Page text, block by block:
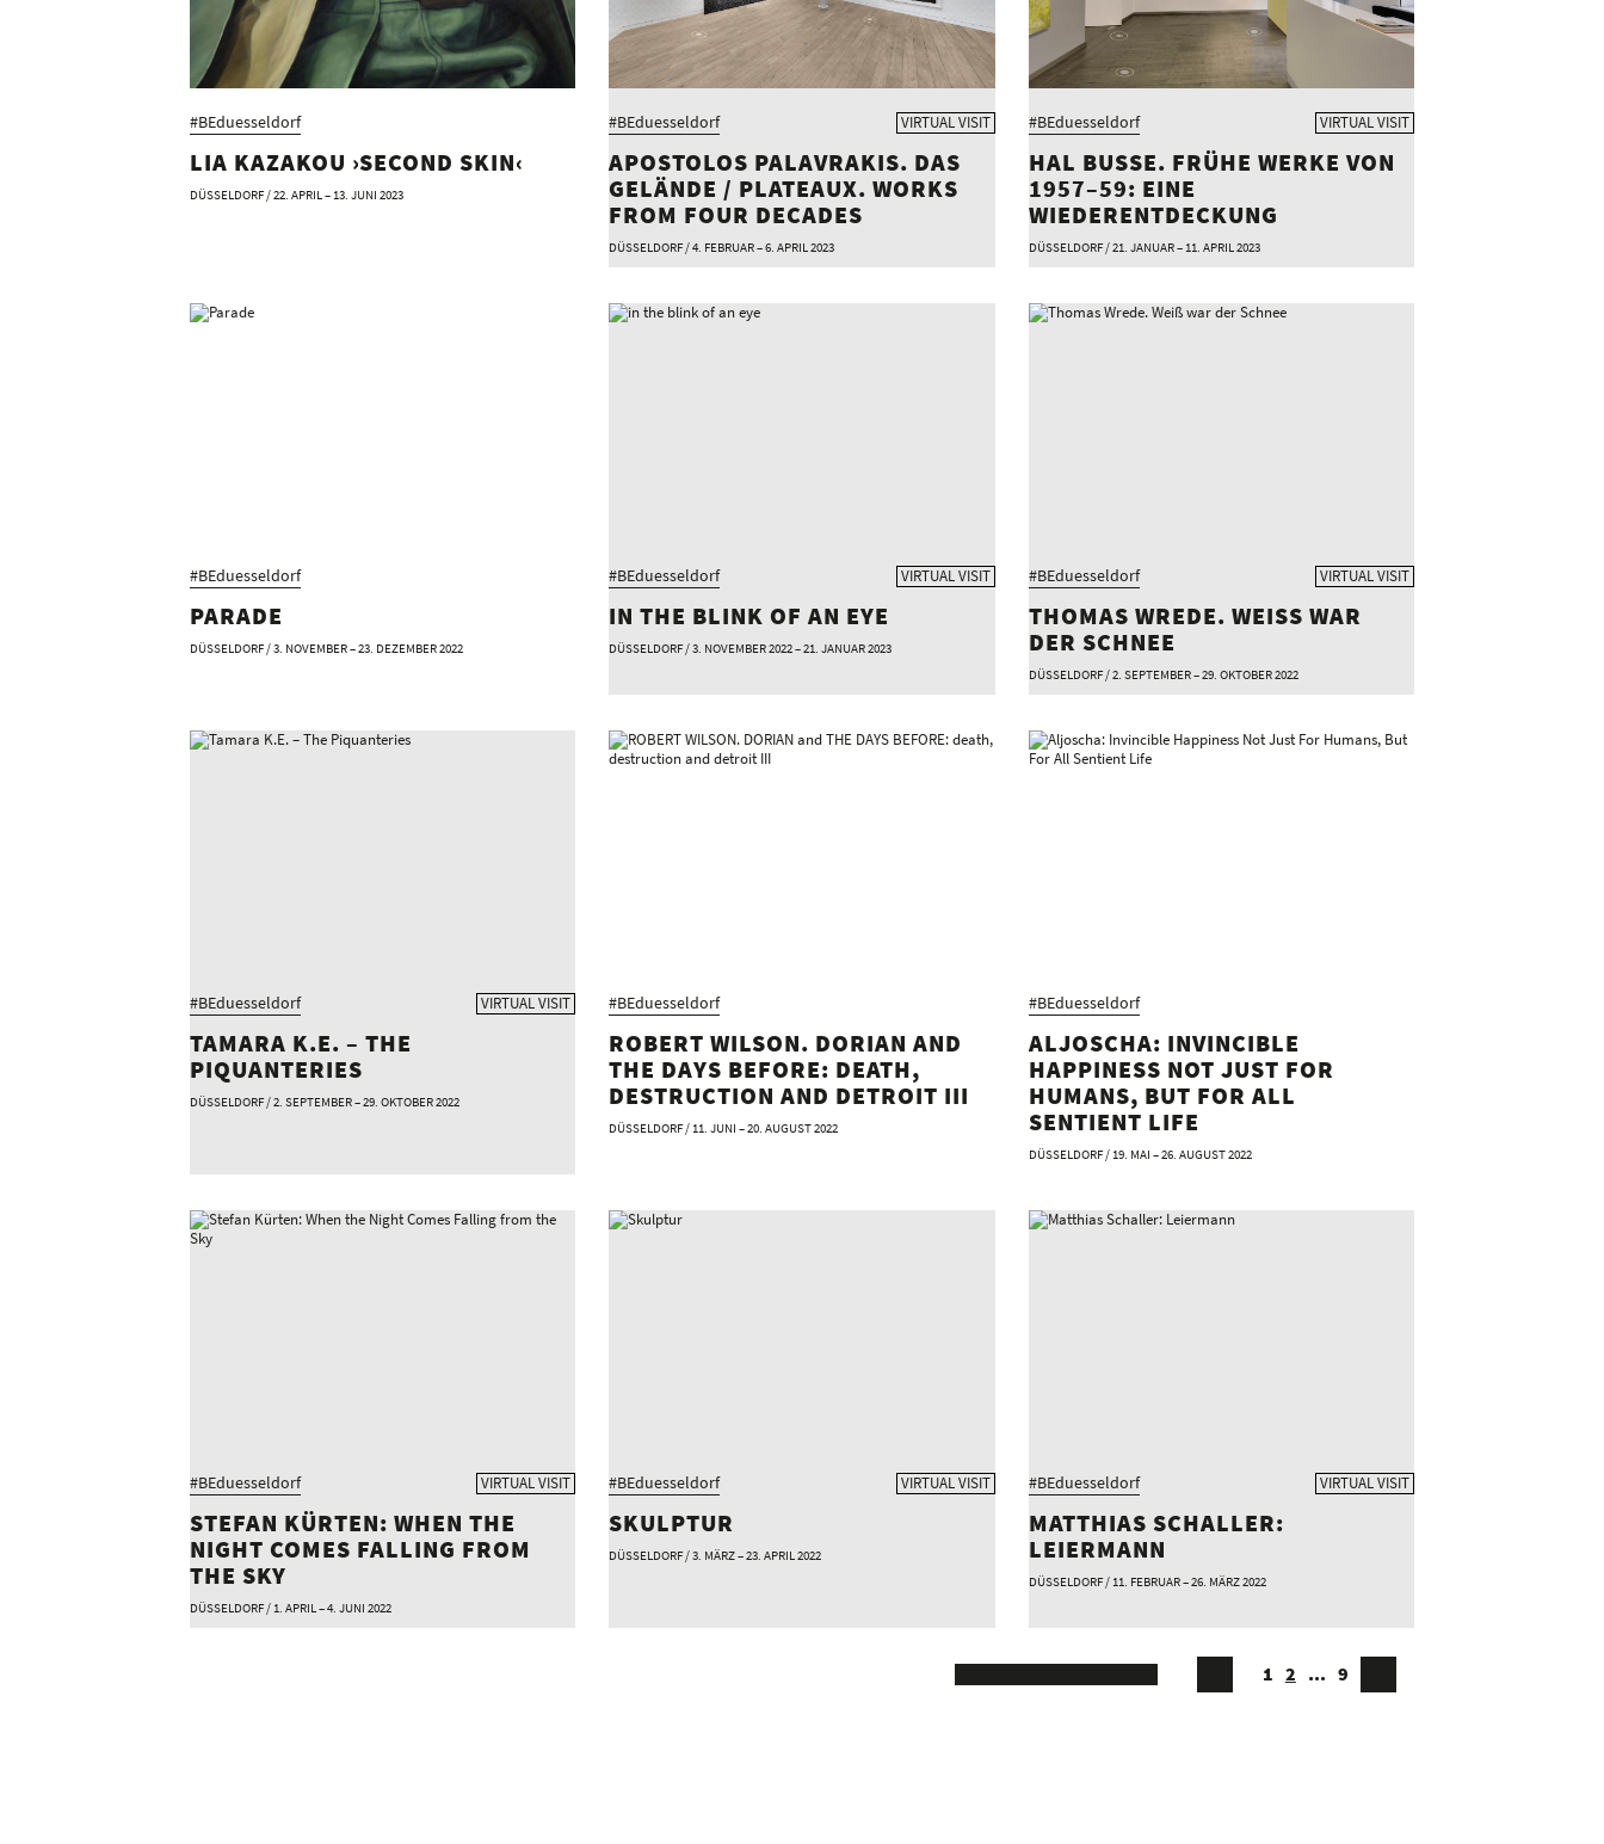
#BEduesseldorf
LIA KAZAKOU ›SECOND SKIN‹
DÜSSELDORF / 22. APRIL – 13. JUNI 2023
#BEduesseldorf VIRTUAL VISIT
APOSTOLOS PALAVRAKIS. DAS
GELÄNDE / PLATEAUX. WORKS
FROM FOUR DECADES
DÜSSELDORF / 4. FEBRUAR – 6. APRIL 2023
#BEduesseldorf VIRTUAL VISIT
HAL BUSSE. FRÜHE WERKE VON
1957–59: EINE
WIEDERENTDECKUNG
DÜSSELDORF / 21. JANUAR – 11. APRIL 2023
#BEduesseldorf
PARADE
DÜSSELDORF / 3. NOVEMBER – 23. DEZEMBER 2022
#BEduesseldorf VIRTUAL VISIT
IN THE BLINK OF AN EYE
DÜSSELDORF / 3. NOVEMBER 2022 – 21. JANUAR 2023
#BEduesseldorf VIRTUAL VISIT
THOMAS WREDE. WEISS WAR D
ER SCHNEE
DÜSSELDORF / 2. SEPTEMBER – 29. OKTOBER 2022
#BEduesseldorf VIRTUAL VISIT
TAMARA K.E. – THE
PIQUANTERIES
DÜSSELDORF / 2. SEPTEMBER – 29. OKTOBER 2022
#BEduesseldorf
ROBERT WILSON. DORIAN AND
THE DAYS BEFORE: DEATH,
DESTRUCTION AND DETROIT III
DÜSSELDORF / 11. JUNI – 20. AUGUST 2022
#BEduesseldorf
ALJOSCHA: INVINCIBLE
HAPPINESS NOT JUST FOR
HUMANS, BUT FOR ALL
SENTIENT LIFE
DÜSSELDORF / 19. MAI – 26. AUGUST 2022
#BEduesseldorf VIRTUAL VISIT
STEFAN KÜRTEN: WHEN THE
NIGHT COMES FALLING FROM
THE SKY
DÜSSELDORF / 1. APRIL – 4. JUNI 2022
#BEduesseldorf VIRTUAL VISIT
SKULPTUR
DÜSSELDORF / 3. MÄRZ – 23. APRIL 2022
#BEduesseldorf VIRTUAL VISIT
MATTHIAS SCHALLER:
LEIERMANN
DÜSSELDORF / 11. FEBRUAR – 26. MÄRZ 2022
1 2 ... 9